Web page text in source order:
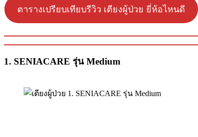
ตารางเปรียบเทียบรีวิว เตียงผู้ป่วย ยี่ห้อไหนดี
1. SENIACARE รุ่น Medium